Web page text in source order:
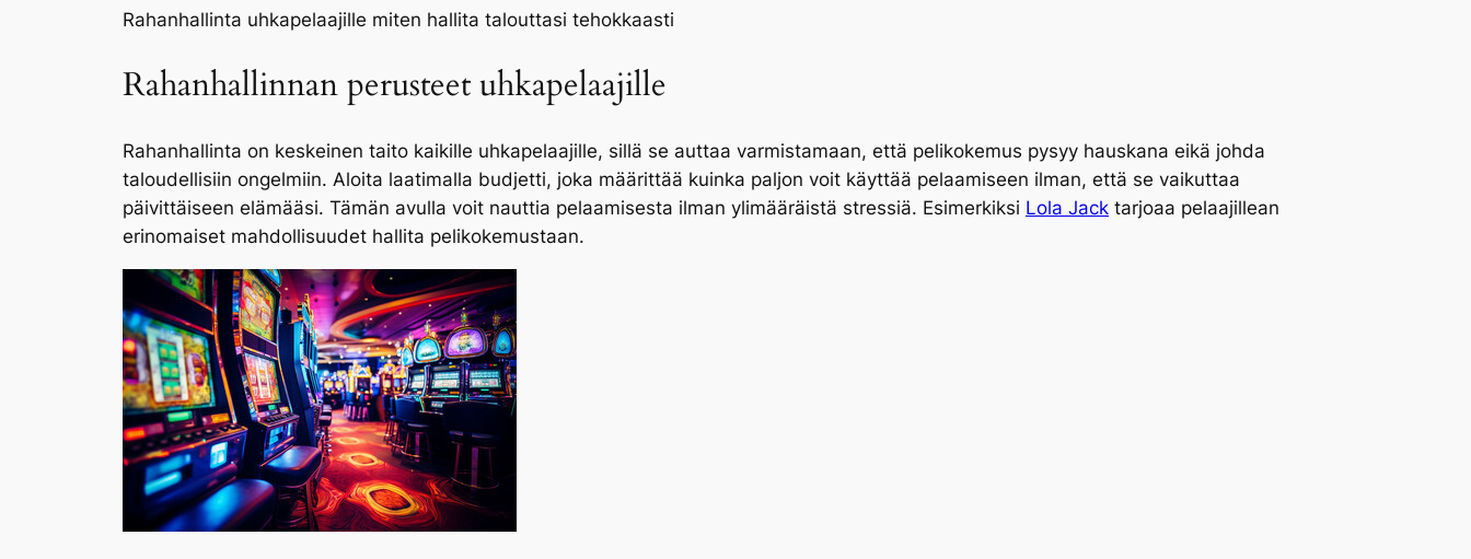
Rahanhallinta uhkapelaajille miten hallita talouttasi tehokkaasti
Rahanhallinnan perusteet uhkapelaajille
Rahanhallinta on keskeinen taito kaikille uhkapelaajille, sillä se auttaa varmistamaan, että pelikokemus pysyy hauskana eikä johda
taloudellisiin ongelmiin. Aloita laatimalla budjetti, joka määrittää kuinka paljon voit käyttää pelaamiseen ilman, että se vaikuttaa
päivittäiseen elämääsi. Tämän avulla voit nauttia pelaamisesta ilman ylimääräistä stressiä. Esimerkiksi Lola Jack tarjoaa pelaajillean
erinomaiset mahdollisuudet hallita pelikokemustaan.